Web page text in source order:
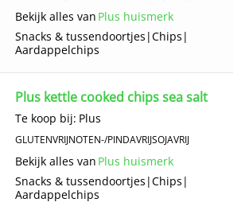
Bekijk alles van Plus huismerk
Snacks & tussendoortjes |Chips |
Aardappelchips
Plus kettle cooked chips sea salt
Te koop bij: Plus
GLUTENVRIJNOTEN-/PINDAVRIJSOJAVRIJ
Bekijk alles van Plus huismerk
Snacks & tussendoortjes |Chips |
Aardappelchips